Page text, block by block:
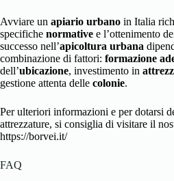
Avviare un apiario urbano in Italia
specifiche normative e l’ottenimento
successo nell’apicoltura urbana
combinazione di fattori: formazione
dell’ubicazione, investimento in
gestione attenta delle colonie.
Per ulteriori informazioni e per dotarsi
attrezzature, si consiglia di visitare il
https://borvei.it/
FAQ